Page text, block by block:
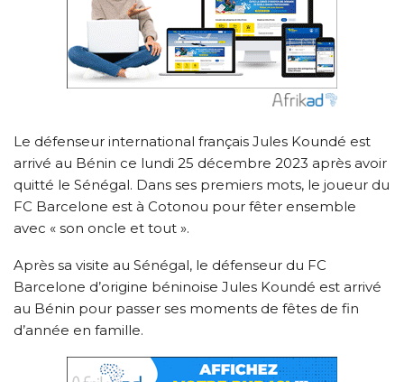
Le défenseur international français Jules Koundé est
arrivé au Bénin ce lundi 25 décembre 2023 après avoir
quitté le Sénégal. Dans ses premiers mots, le joueur du
FC Barcelone est à Cotonou pour fêter ensemble
avec « son oncle et tout ».
Après sa visite au Sénégal, le défenseur du FC
Barcelone d’origine béninoise Jules Koundé est arrivé
au Bénin pour passer ses moments de fêtes de fin
d’année en famille.